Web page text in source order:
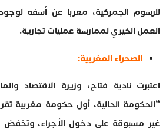
للرسوم الجمركية، معربا عن أسفه
العمل الخيري لممارسة عمليات تجارية.
الصحراء المغربية:
اعتبرت نادية فتاح، وزيرة الاقتصاد
“الحكومة الحالية، أول حكومة مغربية
غير مسبوقة على دخول الأجراء،